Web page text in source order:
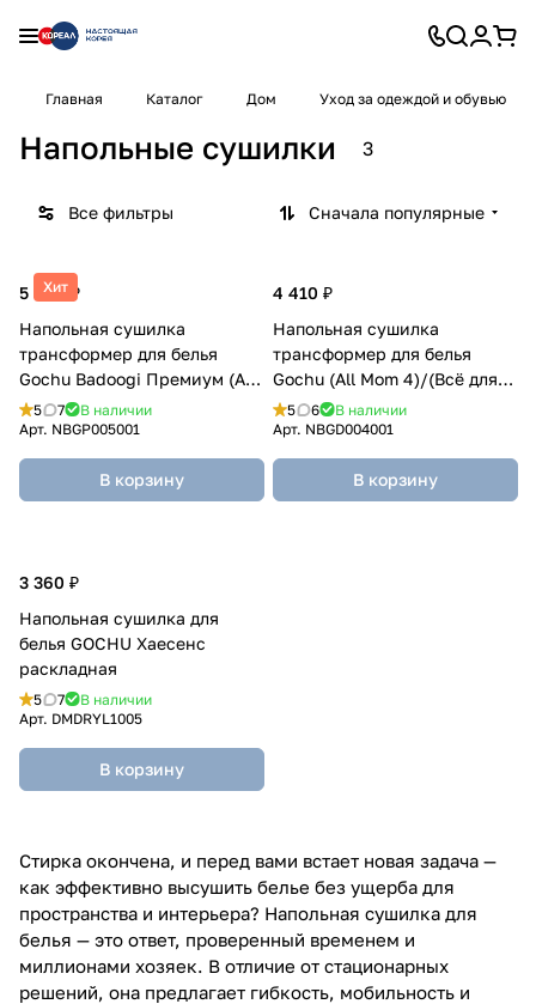
Главная Каталог Дом Уход за одеждой и обувью
Напольные сушилки 3
Все фильтры Сначала популярные
Хит
5 460 ₽
Напольная сушилка
трансформер для белья
Gochu Badoogi Премиум (All
Mom 3) Бадоги (Всё для мамы
3)
5 7
В наличии
Арт. NBGP005001
В корзину
4 410 ₽
Напольная сушилка
трансформер для белья
Gochu (All Mom 4)/(Всё для
мамы 4)
5 6
В наличии
Арт. NBGD004001
В корзину
3 360 ₽
Напольная сушилка для
белья GOCHU Хаесенс
раскладная
5 7
В наличии
Арт. DMDRYL1005
В корзину
Стирка окончена, и перед вами встает новая задача —
как эффективно высушить белье без ущерба для
пространства и интерьера? Напольная сушилка для
белья — это ответ, проверенный временем и
миллионами хозяек. В отличие от стационарных
решений, она предлагает гибкость, мобильность и